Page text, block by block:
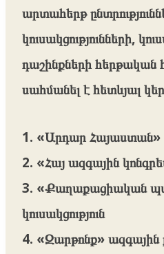
արտահերթ
կուսակցությունների,
դաշինքների հերթական
սահմանել է հետևյալ
1. «Արդար Հայաստան»
2. «Հայ ազգային
3. «Քաղաքացիական
կուսակցություն
4. «Զարթոնք»